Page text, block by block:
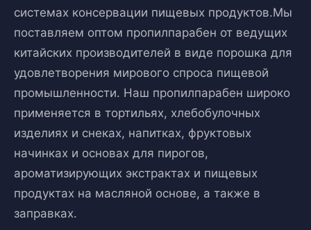
системах консервации пищевых продуктов.Мы
поставляем оптом пропилпарабен от ведущих
китайских производителей в виде порошка для
удовлетворения мирового спроса пищевой
промышленности. Наш пропилпарабен широко
применяется в тортильях, хлебобулочных
изделиях и снеках, напитках, фруктовых
начинках и основах для пирогов,
ароматизирующих экстрактах и пищевых
продуктах на масляной основе, а также в
заправках.